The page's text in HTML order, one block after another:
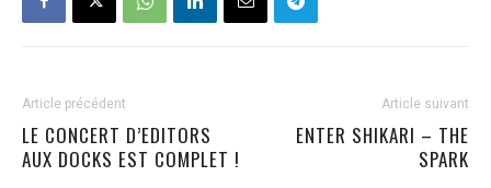
Article précédent
LE CONCERT D’EDITORS
AUX DOCKS EST COMPLET !
Article suivant
ENTER SHIKARI – THE
SPARK